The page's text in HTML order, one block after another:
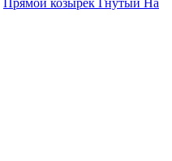
Прямой козырек Гнутый На